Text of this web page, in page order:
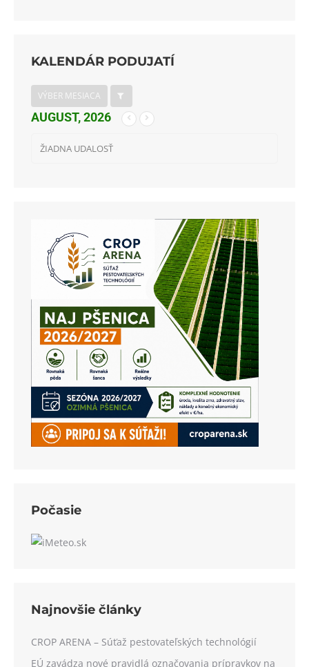
KALENDÁR PODUJATÍ
VÝBER MESIACA
AUGUST, 2026
ŽIADNA UDALOSŤ
Počasie
Najnovšie články
CROP ARENA – Súťaž pestovateľských technológií
EÚ zavádza nové pravidlá označovania prípravkov na